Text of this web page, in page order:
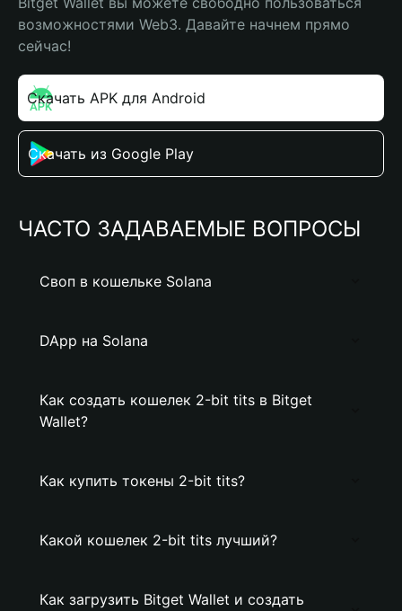
возможностями Web3. Давайте начнем прямо
сейчас!
Скачать APK для Android
Скачать из Google Play
ЧАСТО ЗАДАВАЕМЫЕ ВОПРОСЫ
Своп в кошельке Solana
DApp на Solana
Как создать кошелек 2-bit tits в Bitget
Wallet?
Как купить токены 2-bit tits?
Какой кошелек 2-bit tits лучший?
Как загрузить Bitget Wallet и создать